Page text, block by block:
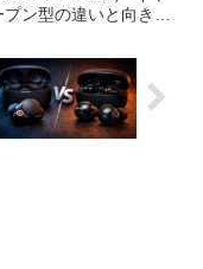
ン型の違いと向き不